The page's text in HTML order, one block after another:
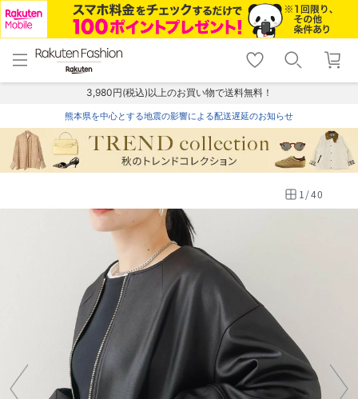
menu home
トップ
shopping_cart lock_outline
ログイン
3,980円(税込)以上のお買い物で送料無料！
熊本県を中心とする地震の影響による配送遅延のお知らせ
1/40